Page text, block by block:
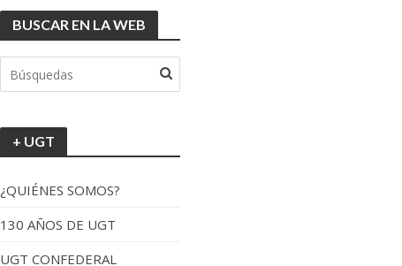
BUSCAR EN LA WEB
+ UGT
¿QUIÉNES SOMOS?
130 AÑOS DE UGT
UGT CONFEDERAL